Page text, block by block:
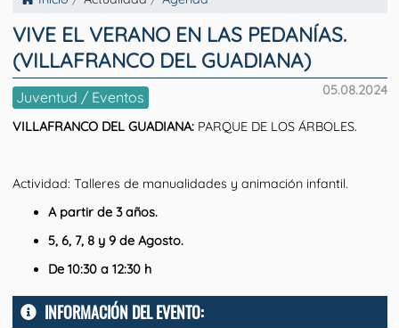
VIVE EL VERANO EN LAS PEDANÍAS.
(VILLAFRANCO DEL GUADIANA)
05.08.2024
Juventud / Eventos
VILLAFRANCO DEL GUADIANA:PARQUE DE LOS ÁRBOLES.
Actividad: Talleres de manualidades y animación infantil.
A partir de 3 años.
5, 6, 7, 8 y 9 de Agosto.
De 10:30 a 12:30 h
INFORMACIÓN DEL EVENTO: